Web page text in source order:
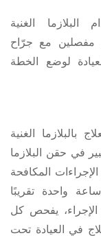
البلازما الغنية
مفصلين مع جرّاح
لوضع الخطة
بالبلازما الغنية
في حقن البلازما
المكافحة
واحدة تقريبًا
يفحص كل
في العيادة تحت